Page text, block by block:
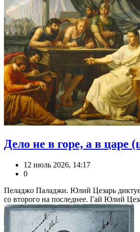
Дело не в горе, а в царе
12 июль 2026, 14:17
0
Пеладжо Паладжи. Юлий Цезарь
со второго на последнее. Гай Юлий